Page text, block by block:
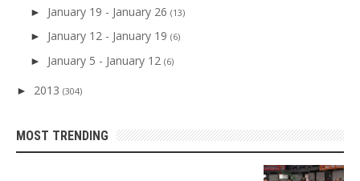
► January 19 - January 26 (13)
► January 12 - January 19 (6)
► January 5 - January 12 (6)
► 2013 (304)
MOST TRENDING